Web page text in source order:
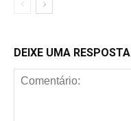
DEIXE UMA RESPOSTA